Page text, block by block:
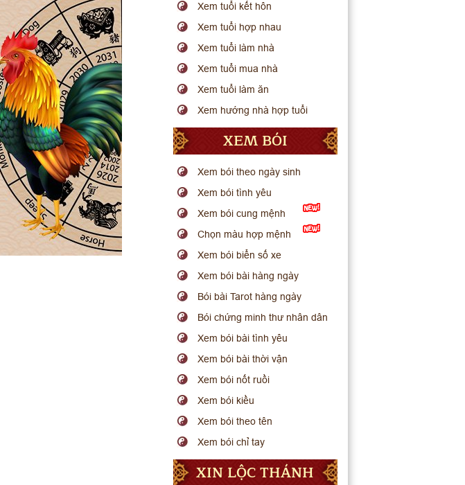
Xem tuổi kết hôn
Xem tuổi hợp nhau
Xem tuổi làm nhà
Xem tuổi mua nhà
Xem tuổi làm ăn
Xem hướng nhà hợp tuổi
XEM BÓI
Xem bói theo ngày sinh
Xem bói tình yêu
Xem bói cung mệnh
Chọn màu hợp mệnh
Xem bói biển số xe
Xem bói bài hàng ngày
Bói bài Tarot hàng ngày
Bói chứng minh thư nhân dân
Xem bói bài tình yêu
Xem bói bài thời vận
Xem bói nốt ruồi
Xem bói kiều
Xem bói theo tên
Xem bói chỉ tay
XIN LỘC THÁNH